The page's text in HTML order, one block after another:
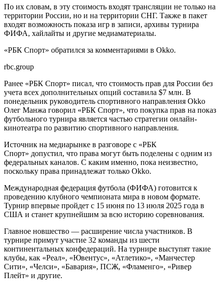
По их словам, в эту стоимость входят трансляции не только на
территории России, но и на территории СНГ. Также в пакет
входят возможность показа игр в записи, архивы турнира
ФИФА, хайлайты и другие медиаматериалы.
«РБК Спорт» обратился за комментариями в Okko.
rbc.group
Ранее «РБК Спорт» писал, что стоимость прав для России без
учета всех дополнительных опций составила $7 млн. В
понедельник руководитель спортивного направления Okko
Олег Манжа говорил «РБК Спорт», что покупка прав на показ
футбольного турнира является частью стратегии онлайн-
кинотеатра по развитию спортивного направления.
Источник на медиарынке в разговоре с «РБК
Спорт» допустил, что права могут быть поделены с одним из
федеральных каналов. С каким именно, пока неизвестно,
поскольку права принадлежат только Okko.
Международная федерация футбола (ФИФА) готовится к
проведению клубного чемпионата мира в новом формате.
Турнир впервые пройдет с 15 июня по 13 июля 2025 года в
США и станет крупнейшим за всю историю соревнования.
Главное новшество — расширение числа участников. В
турнире примут участие 32 команды из шести
континентальных конфедераций. На турнире выступят такие
клубы, как «Реал», «Ювентус», «Атлетико», «Манчестер
Сити», «Челси», «Бавария», ПСЖ, «Фламенго», «Ривер
Плейт» и другие.